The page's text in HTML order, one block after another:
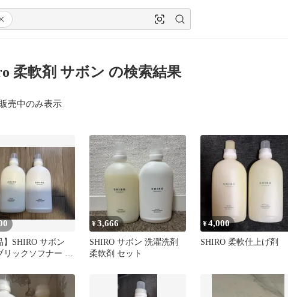
柔軟剤 サボン の検索結果
販売中のみ表示
】SHIRO サボン
リックソフナー &
¥3,666
SHIRO サボン 洗濯洗剤
柔軟剤 セット
¥4,000
SHIRO 柔軟仕上げ剤